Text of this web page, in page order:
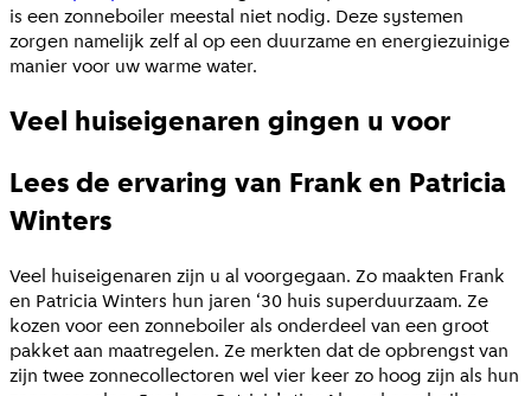
is een zonneboiler meestal niet nodig. Deze systemen
zorgen namelijk zelf al op een duurzame en energiezuinige
manier voor uw warme water.
Veel huiseigenaren gingen u voor
Lees de ervaring van Frank en Patricia
Winters
Veel huiseigenaren zijn u al voorgegaan. Zo maakten Frank
en Patricia Winters hun jaren ‘30 huis superduurzaam. Ze
kozen voor een zonneboiler als onderdeel van een groot
pakket aan maatregelen. Ze merkten dat de opbrengst van
zijn twee zonnecollectoren wel vier keer zo hoog zijn als hun